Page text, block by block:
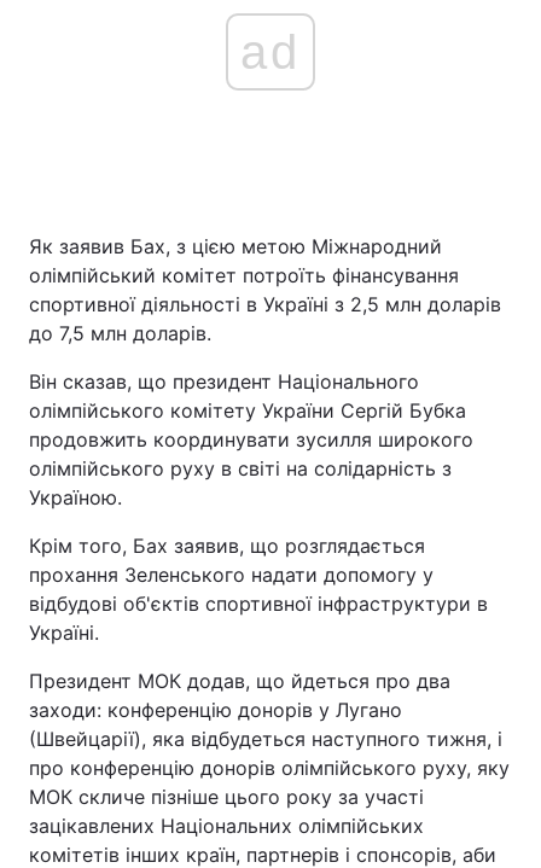
ad
Як заявив Бах, з цією метою Міжнародний
олімпійський комітет потроїть фінансування
спортивної діяльності в Україні з 2,5 млн доларів
до 7,5 млн доларів.
Він сказав, що президент Національного
олімпійського комітету України Сергій Бубка
продовжить координувати зусилля широкого
олімпійського руху в світі на солідарність з
Україною.
Крім того, Бах заявив, що розглядається
прохання Зеленського надати допомогу у
відбудові об'єктів спортивної інфраструктури в
Україні.
Президент МОК додав, що йдеться про два
заходи: конференцію донорів у Лугано
(Швейцарії), яка відбудеться наступного тижня, і
про конференцію донорів олімпійського руху, яку
МОК скличе пізніше цього року за участі
зацікавлених Національних олімпійських
комітетів інших країн, партнерів і спонсорів, аби